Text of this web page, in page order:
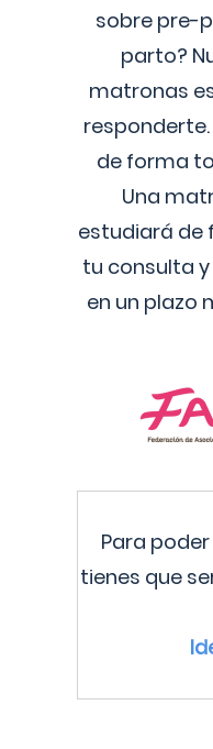
sobre pre-
parto?
matronas
de forma
Una
estudiará de
tu consulta
en un plazo
Para
tienes que